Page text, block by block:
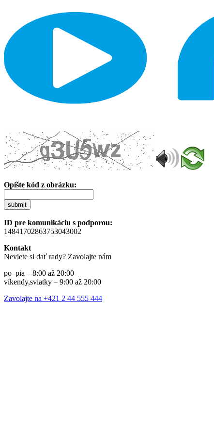
Opíšte kód z obrázku:
submit
ID pre komunikáciu s podporou:
14841702863753043002
Kontakt
Neviete si dať rady? Zavolajte nám
po–pia – 8:00 až 20:00
víkendy,sviatky – 9:00 až 20:00
Zavolajte na +421 2 44 555 444